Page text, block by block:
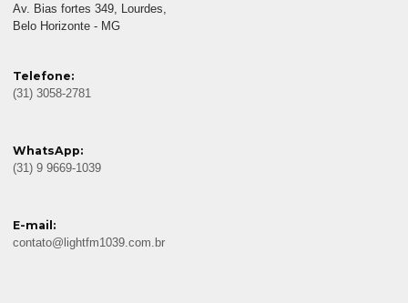
Av. Bias fortes 349, Lourdes,
Belo Horizonte - MG
Telefone:
(31) 3058-2781
WhatsApp:
(31) 9 9669-1039
E-mail:
contato@lightfm1039.com.br